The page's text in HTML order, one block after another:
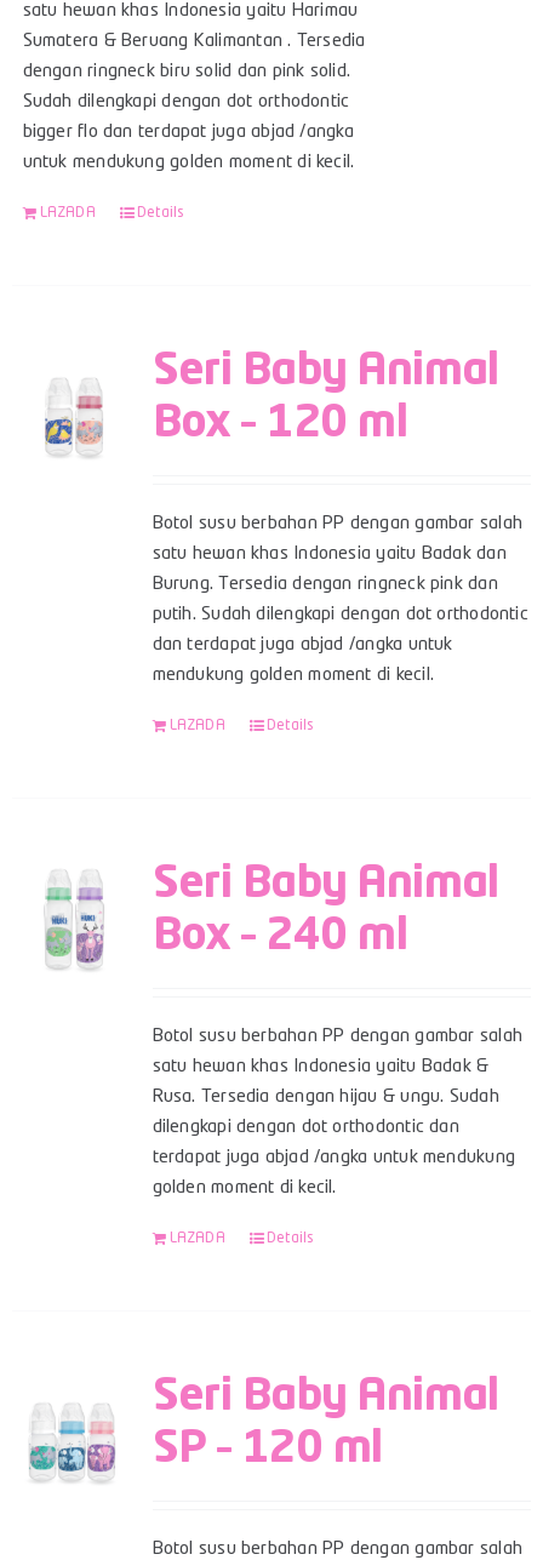
satu hewan khas Indonesia yaitu Harimau
Sumatera & Beruang Kalimantan . Tersedia
dengan ringneck biru solid dan pink solid.
Sudah dilengkapi dengan dot orthodontic
bigger flo dan terdapat juga abjad /angka
untuk mendukung golden moment di kecil.
LAZADA Details
Seri Baby Animal
Box – 120 ml
Botol susu berbahan PP dengan gambar salah
satu hewan khas Indonesia yaitu Badak dan
Burung. Tersedia dengan ringneck pink dan
putih. Sudah dilengkapi dengan dot orthodontic
dan terdapat juga abjad /angka untuk
mendukung golden moment di kecil.
LAZADA Details
Seri Baby Animal
Box – 240 ml
Botol susu berbahan PP dengan gambar salah
satu hewan khas Indonesia yaitu Badak &
Rusa. Tersedia dengan hijau & ungu. Sudah
dilengkapi dengan dot orthodontic dan
terdapat juga abjad /angka untuk mendukung
golden moment di kecil.
LAZADA Details
Seri Baby Animal
SP – 120 ml
Botol susu berbahan PP dengan gambar salah